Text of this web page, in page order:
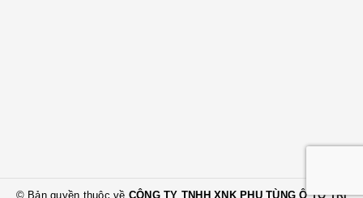
© Bản quyền thuộc về CÔNG TY TNHH XNK PHỤ TÙNG Ô TÔ TRÍ